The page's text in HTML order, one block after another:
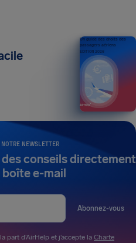
NEWSLETTER
conseils directement
e-mail
Abonnez-vous
part d’AirHelp et j’accepte la Charte
Un guide des droits des
passagers aériens
ÉDITION 2026